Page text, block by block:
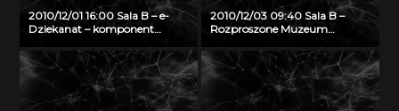
2010/12/01 16:00 Sala B – e-
Dziekanat – komponent
otwartego oprogramowania
2010/12/03 09:40 Sala B –
Rozproszone Muzeum
dystrybucji treści 3D w
architekturze Internetu
Przyszłości